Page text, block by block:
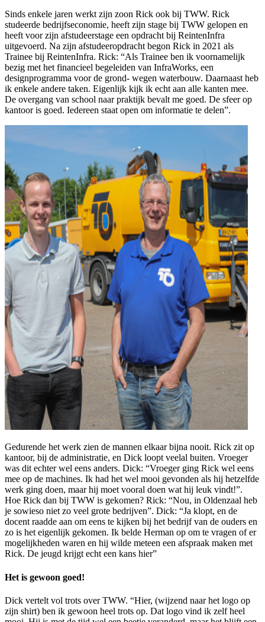
Sinds enkele jaren werkt zijn zoon Rick ook bij TWW. Rick
studeerde bedrijfseconomie, heeft zijn stage bij TWW gelopen en
heeft voor zijn afstudeerstage een opdracht bij ReintenInfra
uitgevoerd. Na zijn afstudeeropdracht begon Rick in 2021 als
Trainee bij ReintenInfra. Rick: “Als Trainee ben ik voornamelijk
bezig met het financieel begeleiden van InfraWorks, een
designprogramma voor de grond- wegen waterbouw. Daarnaast heb
ik enkele andere taken. Eigenlijk kijk ik echt aan alle kanten mee.
De overgang van school naar praktijk bevalt me goed. De sfeer op
kantoor is goed. Iedereen staat open om informatie te delen”.
Gedurende het werk zien de mannen elkaar bijna nooit. Rick zit op
kantoor, bij de administratie, en Dick loopt veelal buiten. Vroeger
was dit echter wel eens anders. Dick: “Vroeger ging Rick wel eens
mee op de machines. Ik had het wel mooi gevonden als hij hetzelfde
werk ging doen, maar hij moet vooral doen wat hij leuk vindt!”.
Hoe Rick dan bij TWW is gekomen? Rick: “Nou, in Oldenzaal heb
je sowieso niet zo veel grote bedrijven”. Dick: “Ja klopt, en de
docent raadde aan om eens te kijken bij het bedrijf van de ouders en
zo is het eigenlijk gekomen. Ik belde Herman op om te vragen of er
mogelijkheden waren en hij wilde meteen een afspraak maken met
Rick. De jeugd krijgt echt een kans hier”
Het is gewoon goed!
Dick vertelt vol trots over TWW. “Hier, (wijzend naar het logo op
zijn shirt) ben ik gewoon heel trots op. Dat logo vind ik zelf heel